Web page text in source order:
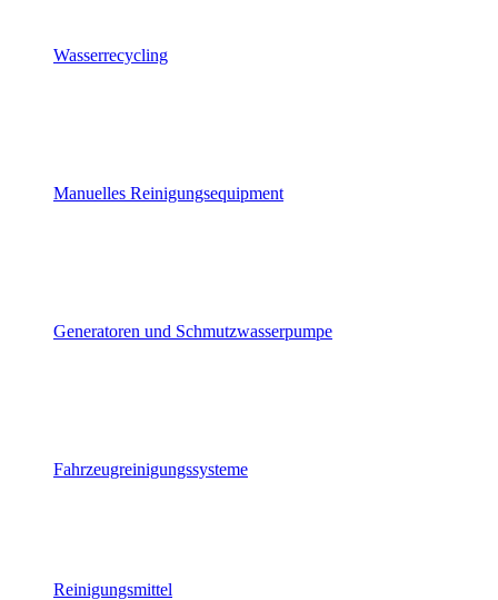
Wasserrecycling
Manuelles Reinigungsequipment
Generatoren und Schmutzwasserpumpe
Fahrzeugreinigungssysteme
Reinigungsmittel